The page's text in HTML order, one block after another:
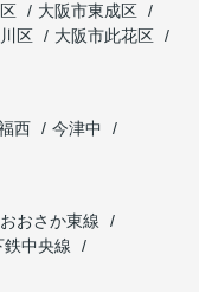
大阪市東成区
区
大阪市此花区
西
今津中
おおさか東線
鉄中央線